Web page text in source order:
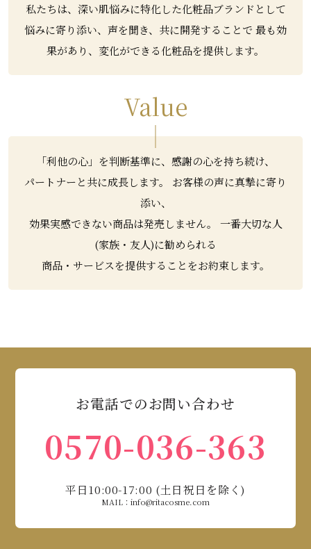
私たちは、深い肌悩みに特化した化粧品ブランドとして
悩みに寄り添い、声を聞き、共に開発することで 最も効
果があり、変化ができる化粧品を提供します。
Value
「利他の心」を判断基準に、感謝の心を持ち続け、
パートナーと共に成長します。 お客様の声に真摯に寄り
添い、
効果実感できない商品は発売しません。 一番大切な人
(家族・友人)に勧められる
商品・サービスを提供することをお約束します。
お電話でのお問い合わせ
0570-036-363
平日10:00-17:00 (土日祝日を除く)
MAIL：info@ritacosme.com